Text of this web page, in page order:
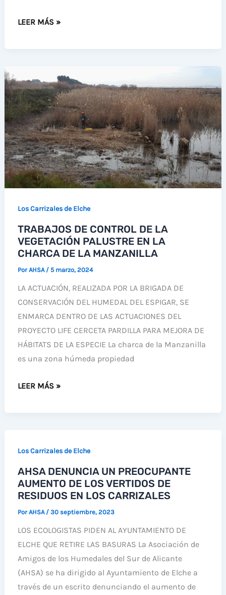
FUMIGAN
ORILLAS
DE
DOS
AZARBES
DE
CARRIZALES
LEER MÁS »
Los Carrizales de Elche
TRABAJOS DE CONTROL DE LA
VEGETACIÓN PALUSTRE EN LA
CHARCA DE LA MANZANILLA
PorAHSA / 5 marzo, 2024
LA ACTUACIÓN, REALIZADA POR LA BRIGADA DE
CONSERVACIÓN DEL HUMEDAL DEL ESPIGAR, SE
ENMARCA DENTRO DE LAS ACTUACIONES DEL
PROYECTO LIFE CERCETA PARDILLA PARA MEJORA DE
HÁBITATS DE LA ESPECIE La charca de la Manzanilla
es una zona húmeda propiedad
TRABAJOS
VEGETACIÓN
PALUSTRE
EN
LA
CHARCA
DE
LA
MANZANILLA
LEER MÁS »
Los Carrizales de Elche
AHSA DENUNCIA UN PREOCUPANTE
AUMENTO DE LOS VERTIDOS DE
RESIDUOS EN LOS CARRIZALES
PorAHSA / 30 septiembre, 2023
LOS ECOLOGISTAS PIDEN AL AYUNTAMIENTO DE
ELCHE QUE RETIRE LAS BASURAS La Asociación de
Amigos de los Humedales del Sur de Alicante
(AHSA) se ha dirigido al Ayuntamiento de Elche a
través de un escrito denunciando el aumento de